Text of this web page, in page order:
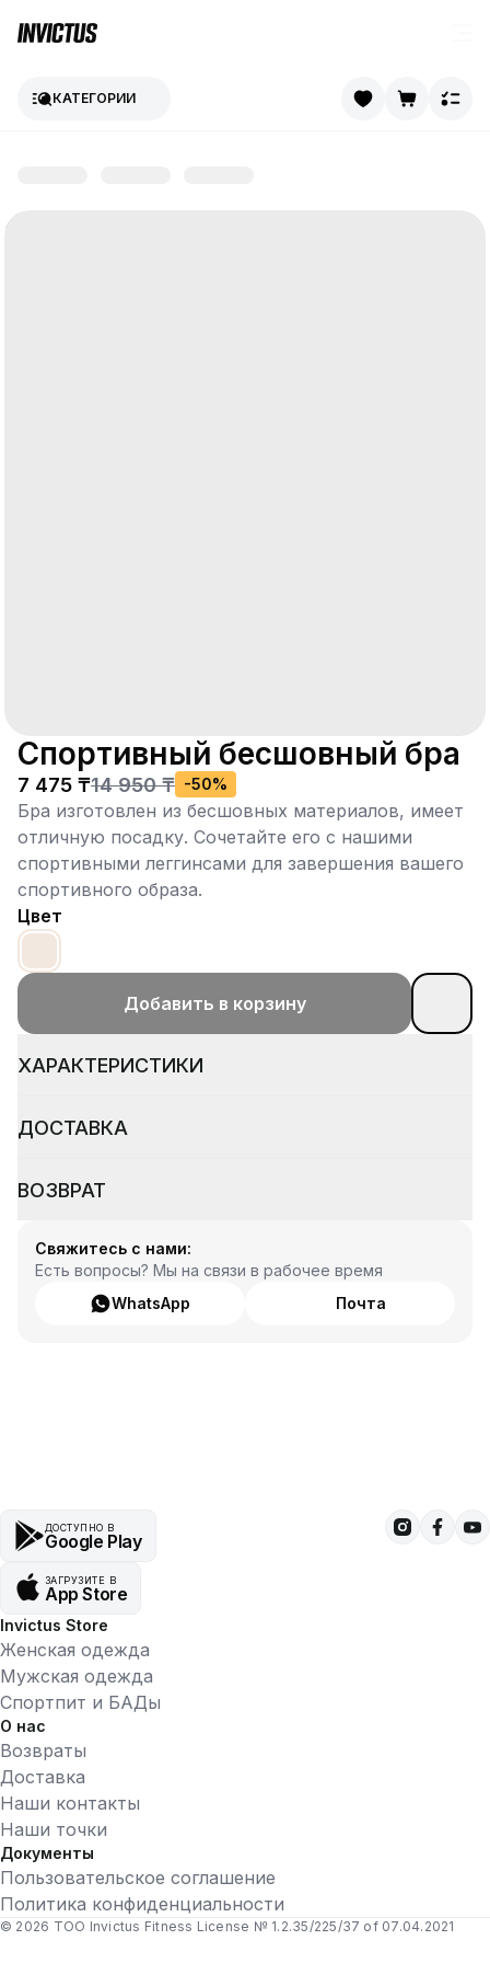
КАТЕГОРИИ
Спортивный бесшовный бра
7 475 ₸14 950 ₸ -50%
Бра изготовлен из бесшовных материалов, имеет
отличную посадку. Сочетайте его с нашими
спортивными леггинсами для завершения вашего
спортивного образа.
Цвет
Добавить в корзину
ХАРАКТЕРИСТИКИ
ДОСТАВКА
ВОЗВРАТ
Свяжитесь с нами:
Есть вопросы? Мы на связи в рабочее время
WhatsApp
Почта
ДОСТУПНО В
Google Play
ЗАГРУЗИТЕ В
App Store
Invictus Store
Женская одежда
Мужская одежда
Спортпит и БАДы
О нас
Возвраты
Доставка
Наши контакты
Наши точки
Документы
Пользовательское соглашение
Политика конфиденциальности
© 2026 ТОО Invictus Fitness License № 1.2.35/225/37 of 07.04.2021